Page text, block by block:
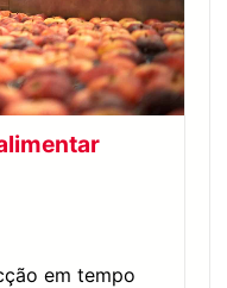
em tempo